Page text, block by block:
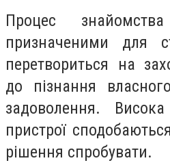
Процес
призначеними для
перетвориться на
до пізнання
задоволення.
пристрої
рішення спробувати.